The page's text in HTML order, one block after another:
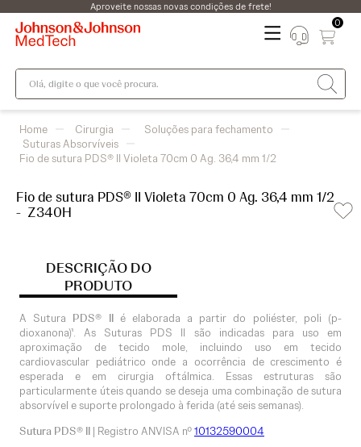
Aproveite nossas novas condições de frete!
0
Olá, digite o que você procura.
Cirurgia
Soluções para fechamento
Suturas Absorvíveis
Fio de sutura PDS® II Violeta 70cm 0 Ag. 36,4 mm 1/2
Fio de sutura PDS® II Violeta 70cm 0 Ag. 36,4 mm 1/2
- Z340H
DESCRIÇÃO DO
PRODUTO
A Sutura PDS® IIé elaborada a partir do poliéster, poli (p-
dioxanona)¹. As Suturas PDS II são indicadas para uso em
aproximação de tecido mole, incluindo uso em tecido
cardiovascular pediátrico onde a ocorrência de crescimento é
esperada e em cirurgia oftálmica. Essas estruturas são
particularmente úteis quando se deseja uma combinação de sutura
absorvível e suporte prolongado à ferida (até seis semanas).
Sutura PDS® II | Registro ANVISA nº10132590004